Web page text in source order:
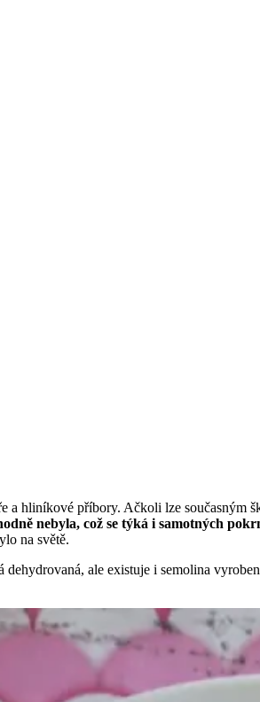
a hliníkové příbory. Ačkoli lze současným
nebyla, což se týká i samotných
na světě.
ale existuje i semolina